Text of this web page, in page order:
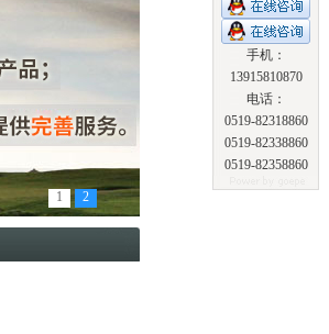
1 2
手机：
13915810870
电话：
0519-82318860
0519-82338860
0519-82358860